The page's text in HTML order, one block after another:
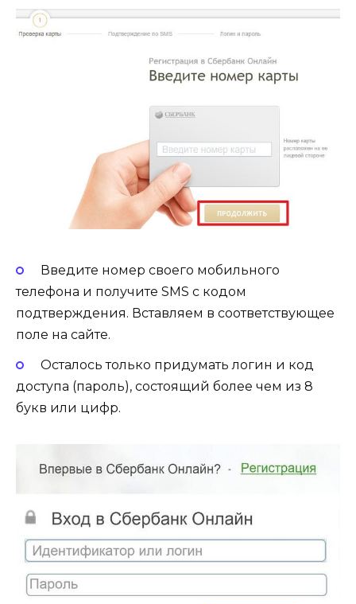
Введите номер своего мобильного
телефона и получите SMS с кодом
подтверждения. Вставляем в соответствующее
поле на сайте.
Осталось только придумать логин и код
доступа (пароль), состоящий более чем из 8
букв или цифр.